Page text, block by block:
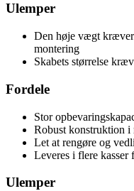
Ulemper
Den høje vægt kræver
montering
Skabets størrelse
Fordele
Stor
Robust konstruktion i
Let at rengøre og
Leveres i flere kasser
Ulemper